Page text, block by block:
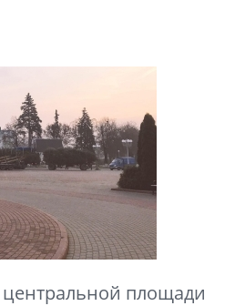
площади